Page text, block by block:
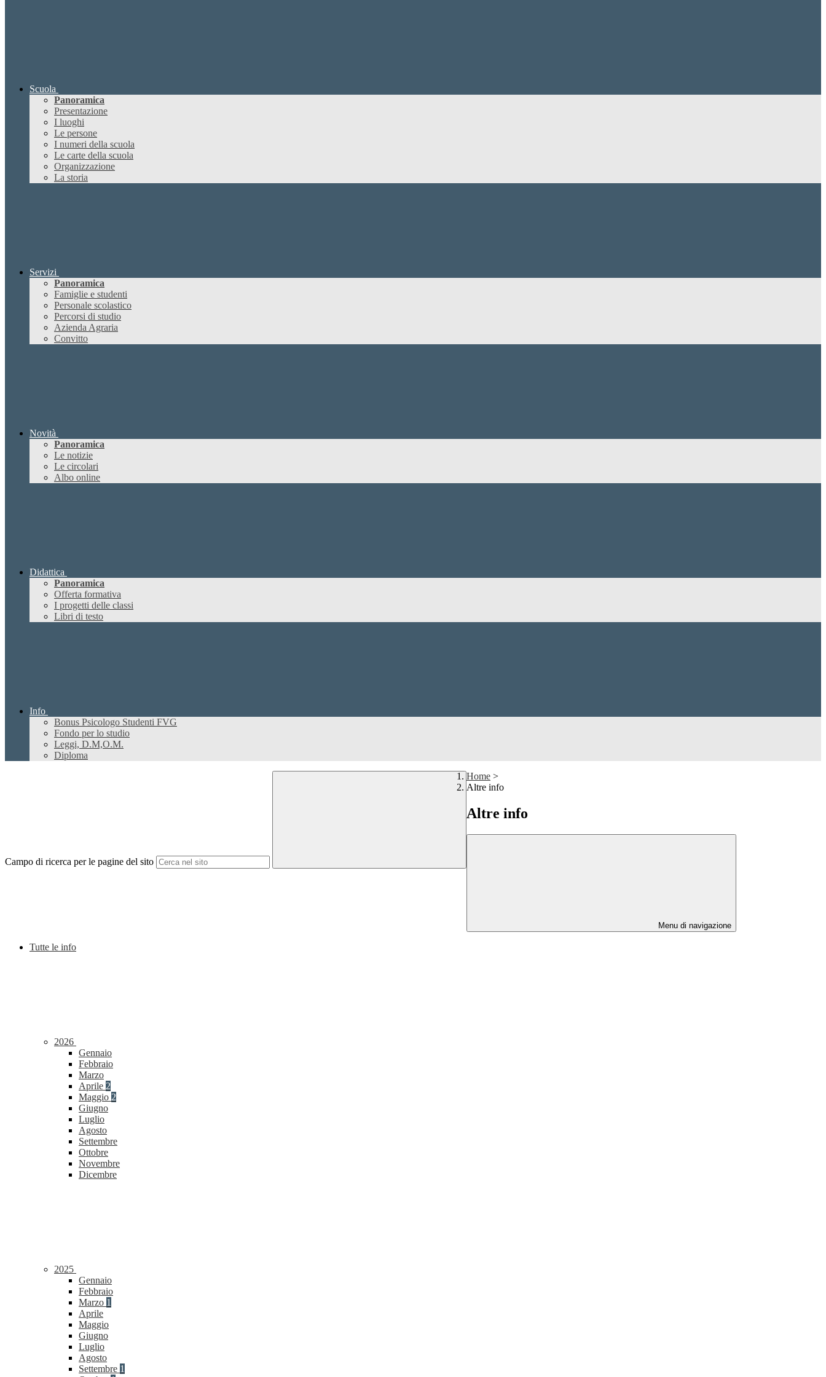
Scuola
Panoramica
Presentazione
I luoghi
Le persone
I numeri della scuola
Le carte della scuola
Organizzazione
La storia
Servizi
Panoramica
Famiglie e studenti
Personale scolastico
Percorsi di studio
Azienda Agraria
Convitto
Novità
Panoramica
Le notizie
Le circolari
Albo online
Didattica
Panoramica
Offerta formativa
I progetti delle classi
Libri di testo
Info
Bonus Psicologo Studenti FVG
Fondo per lo studio
Leggi, D.M,O.M.
Diploma
Campo di ricerca per le pagine del sito
Home >
Altre info
Altre info
Menu di navigazione
Tutte le info
2026
Gennaio
Febbraio
Marzo
Aprile 2
Maggio 2
Giugno
Luglio
Agosto
Settembre
Ottobre
Novembre
Dicembre
2025
Gennaio
Febbraio
Marzo 1
Aprile
Maggio
Giugno
Luglio
Agosto
Settembre 1